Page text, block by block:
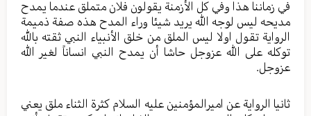
في زماننا هذا وفي كل الأزمنة يقولون فلان متملق عندما يمدح
مديحه ليس لوجه الله يريد شيئا وراء المدح هذه صفة ذميمة
الرواية تقول اولا ليس الملق من خلق الأنبياء النبي ثقته بالله
توكله على الله عزوجل حاشا أن يمدح النبي انساناً لغير الله
عزوجل.
ثانيا الرواية عن اميرالمؤمنين عليه السلام كثرة الثناء ملق يعني